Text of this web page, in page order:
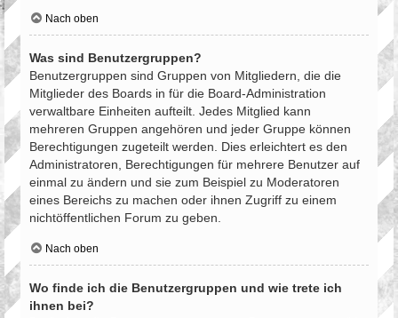
Nach oben
Was sind Benutzergruppen?
Benutzergruppen sind Gruppen von Mitgliedern, die die
Mitglieder des Boards in für die Board-Administration
verwaltbare Einheiten aufteilt. Jedes Mitglied kann
mehreren Gruppen angehören und jeder Gruppe können
Berechtigungen zugeteilt werden. Dies erleichtert es den
Administratoren, Berechtigungen für mehrere Benutzer auf
einmal zu ändern und sie zum Beispiel zu Moderatoren
eines Bereichs zu machen oder ihnen Zugriff zu einem
nichtöffentlichen Forum zu geben.
Nach oben
Wo finde ich die Benutzergruppen und wie trete ich
ihnen bei?